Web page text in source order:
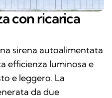
con ricarica
sirena autoalimentata
efficienza luminosa e
e leggero. La
da due